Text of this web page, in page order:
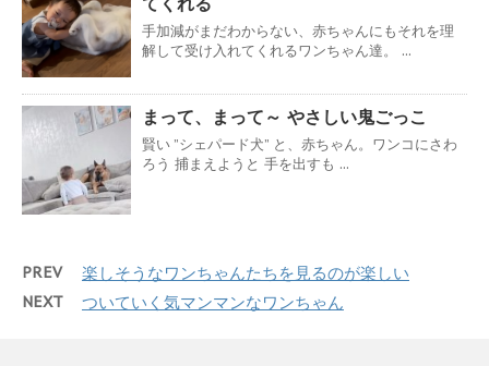
手加減がまだわからない、赤ちゃんにもそれを理
解して受け入れてくれるワンちゃん達。 ...
まって、まって～ やさしい鬼ごっこ
賢い ”シェパード犬” と、赤ちゃん。ワンコにさわ
ろう 捕まえようと 手を出すも ...
PREV 楽しそうなワンちゃんたちを見るのが楽しい
NEXT ついていく気マンマンなワンちゃん